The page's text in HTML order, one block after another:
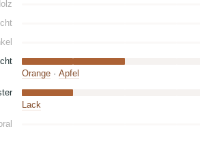
Orange· Apfel
Lack